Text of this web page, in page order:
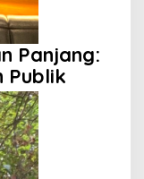
Panjang:
Publik